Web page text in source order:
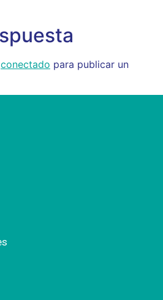
conectado para publicar un